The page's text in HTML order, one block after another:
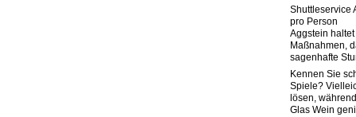
Shuttleservice
pro Person
Aggstein
Maßnahmen,
sagenhafte
Kennen Sie
Spiele?
lösen,
Glas Wein